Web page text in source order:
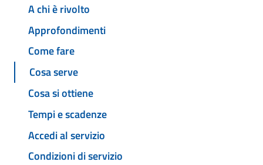
A chi è rivolto
Approfondimenti
Come fare
Cosa serve
Cosa si ottiene
Tempi e scadenze
Accedi al servizio
Condizioni di servizio